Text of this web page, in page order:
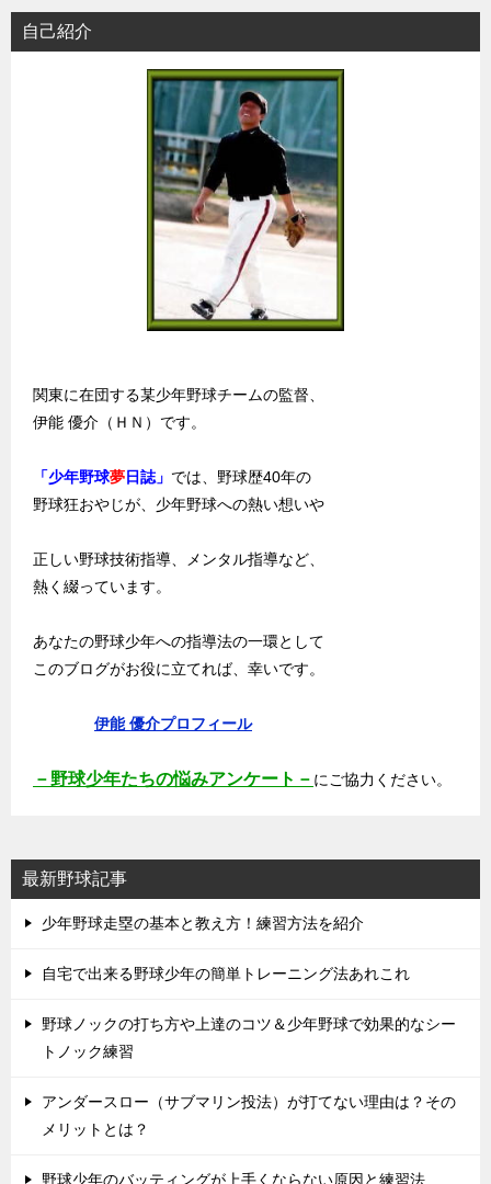
自己紹介
関東に在団する某少年野球チームの監督、
伊能 優介（ＨＮ）です。
「少年野球夢日誌」 では、野球歴40年の
野球狂おやじが、少年野球への熱い想いや
正しい野球技術指導、メンタル指導など、
熱く綴っています。
あなたの野球少年への指導法の一環として
このブログがお役に立てれば、幸いです。
伊能 優介プロフィール
－野球少年たちの悩みアンケート－ にご協力ください。
最新野球記事
少年野球走塁の基本と教え方！練習方法を紹介
自宅で出来る野球少年の簡単トレーニング法あれこれ
野球ノックの打ち方や上達のコツ＆少年野球で効果的なシー
トノック練習
アンダースロー（サブマリン投法）が打てない理由は？その
メリットとは？
野球少年のバッティングが上手くならない原因と練習法